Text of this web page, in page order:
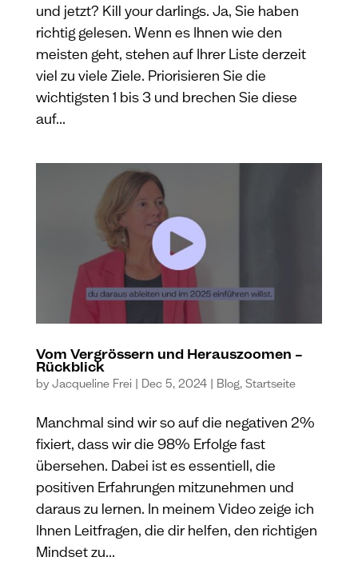
und jetzt? Kill your darlings. Ja, Sie haben
richtig gelesen. Wenn es Ihnen wie den
meisten geht, stehen auf Ihrer Liste derzeit
viel zu viele Ziele. Priorisieren Sie die
wichtigsten 1 bis 3 und brechen Sie diese
auf...
Vom Vergrössern und Herauszoomen –
Rückblick
by Jacqueline Frei | Dec 5, 2024| Blog, Startseite
Manchmal sind wir so auf die negativen 2%
fixiert, dass wir die 98% Erfolge fast
übersehen. Dabei ist es essentiell, die
positiven Erfahrungen mitzunehmen und
daraus zu lernen. In meinem Video zeige ich
Ihnen Leitfragen, die dir helfen, den richtigen
Mindset zu...